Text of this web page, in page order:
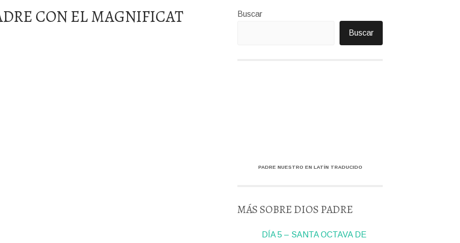
CON EL MAGNIFICAT Buscar
Buscar
PADRE NUESTRO EN LATÍN TRADUCIDO
MÁS SOBRE DIOS PADRE
DÍA 5 – SANTA OCTAVA DE